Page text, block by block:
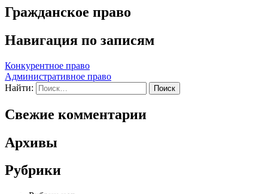
Гражданское право
Навигация по записям
Конкурентное право
Административное право
Найти:
Свежие комментарии
Архивы
Рубрики